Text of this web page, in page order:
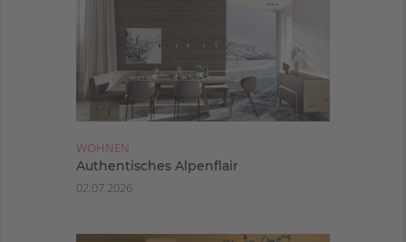
WOHNEN
Authentisches Alpenflair
02.07.2026